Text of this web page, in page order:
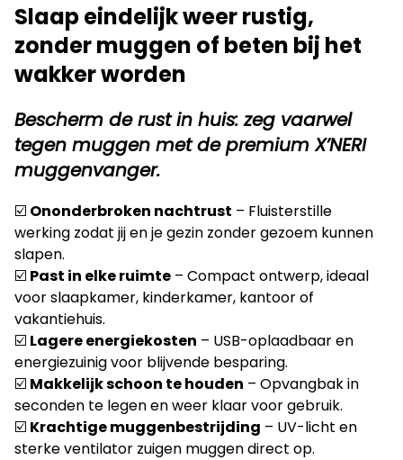
Slaap eindelijk weer rustig,
zonder muggen of beten bij het
wakker worden
Bescherm de rust in huis: zeg vaarwel
tegen muggen met de premium X’NERI
muggenvanger.
☑️ Ononderbroken nachtrust – Fluisterstille
werking zodat jij en je gezin zonder gezoem kunnen
slapen.
☑️ Past in elke ruimte – Compact ontwerp, ideaal
voor slaapkamer, kinderkamer, kantoor of
vakantiehuis.
☑️ Lagere energiekosten – USB-oplaadbaar en
energiezuinig voor blijvende besparing.
☑️ Makkelijk schoon te houden – Opvangbak in
seconden te legen en weer klaar voor gebruik.
☑️ Krachtige muggenbestrijding – UV-licht en
sterke ventilator zuigen muggen direct op.